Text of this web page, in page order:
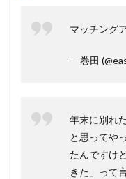
マッチング
— 巻田
年末に別れ
と思ってや
たんですけ
きた」って